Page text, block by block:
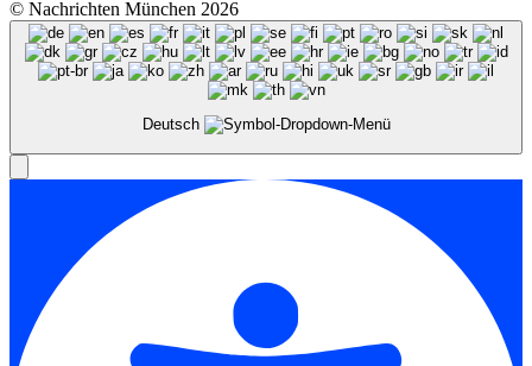
© Nachrichten München 2026
Deutsch